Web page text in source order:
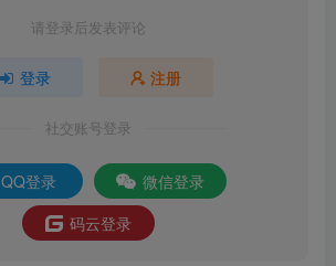
请登录后发表评论
登录 注册
社交账号登录
QQ登录
微信登录
码云登录